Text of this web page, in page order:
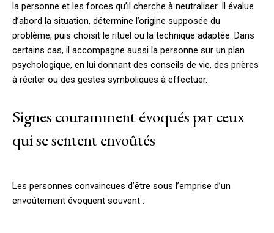
la personne et les forces qu’il cherche à neutraliser. Il évalue
d’abord la situation, détermine l’origine supposée du
problème, puis choisit le rituel ou la technique adaptée. Dans
certains cas, il accompagne aussi la personne sur un plan
psychologique, en lui donnant des conseils de vie, des prières
à réciter ou des gestes symboliques à effectuer.
Signes couramment évoqués par ceux
qui se sentent envoûtés
Les personnes convaincues d’être sous l’emprise d’un
envoûtement évoquent souvent :